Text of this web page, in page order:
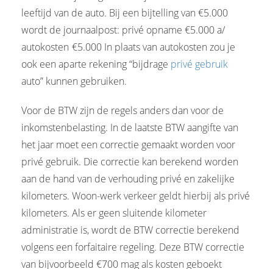
leeftijd van de auto. Bij een bijtelling van €5.000
wordt de journaalpost: privé opname €5.000 a/
autokosten €5.000 In plaats van autokosten zou je
ook een aparte rekening “bijdrage privé gebruik
auto” kunnen gebruiken.
Voor de BTW zijn de regels anders dan voor de
inkomstenbelasting. In de laatste BTW aangifte van
het jaar moet een correctie gemaakt worden voor
privé gebruik. Die correctie kan berekend worden
aan de hand van de verhouding privé en zakelijke
kilometers. Woon-werk verkeer geldt hierbij als privé
kilometers. Als er geen sluitende kilometer
administratie is, wordt de BTW correctie berekend
volgens een forfaitaire regeling. Deze BTW correctie
van bijvoorbeeld €700 mag als kosten geboekt